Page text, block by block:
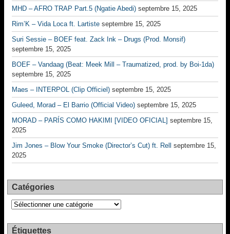
MHD – AFRO TRAP Part.5 (Ngatie Abedi) septembre 15, 2025
Rim’K – Vida Loca ft. Lartiste septembre 15, 2025
Suri Sessie – BOEF feat. Zack Ink – Drugs (Prod. Monsif)
septembre 15, 2025
BOEF – Vandaag (Beat: Meek Mill – Traumatized, prod. by Boi-1da)
septembre 15, 2025
Maes – INTERPOL (Clip Officiel) septembre 15, 2025
Guleed, Morad – El Barrio (Official Video) septembre 15, 2025
MORAD – PARÍS COMO HAKIMI [VIDEO OFICIAL] septembre 15,
2025
Jim Jones – Blow Your Smoke (Director’s Cut) ft. Rell
septembre 15,
2025
Catégories
Catégories
Étiquettes